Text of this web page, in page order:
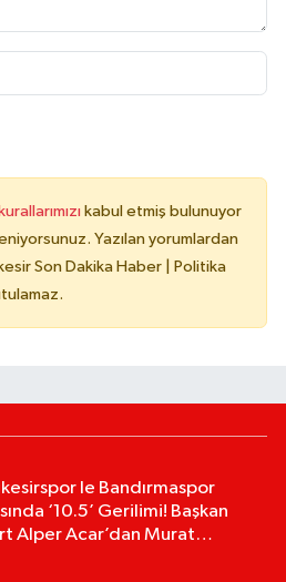
kabul etmiş bulunuyor
Yazılan yorumlardan
Son Dakika Haber | Politika
le Bandırmaspor
‘10.5’ Gerilimi! Başkan
Alper Acar’dan Murat